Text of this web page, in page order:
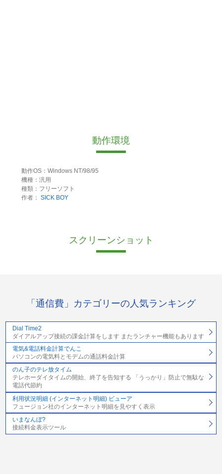
動作環境
動作OS：Windows NT/98/95
機種：汎用
種類：フリーソフト
作者： SICK BOY
スクリーンショット
「通信費」カテゴリーの人気ランキング
Dial Time2
ダイアルアップ接続の課金計算をします またランチャー機能もあります
電気&電話料金計算でんこ
パソコンの電気料とモデムの通話料金計算
のん子のテレ放タイム
テレホーダイタイムの開始、終了を告知する 「うっかり」防止で無駄な
電話代節約
利用状況明細 (インターネット明細) ビューア
フュージョン社のインターネット明細を見やすく表示
いまなんぼ?
接続料金表示ツール